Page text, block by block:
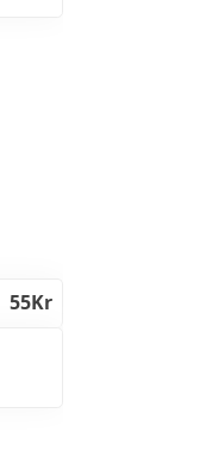
55Kr